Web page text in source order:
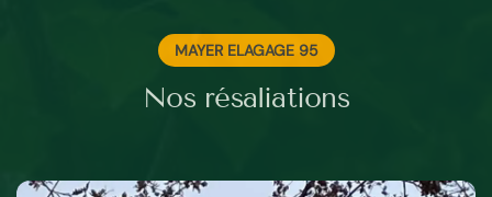
MAYER ELAGAGE 95
Nos résaliations